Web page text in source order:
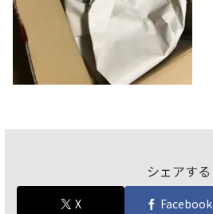
シェアする
X Facebook